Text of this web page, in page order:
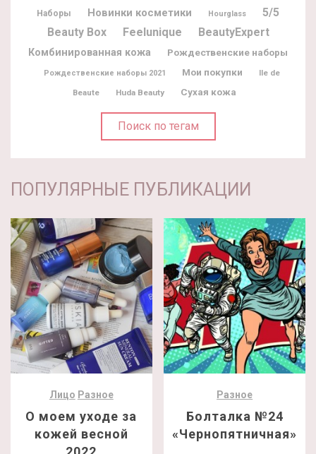
Наборы Новинки косметики Hourglass
5/5
Beauty Box
Feelunique BeautyExpert
Комбинированная кожа Рождественские наборы
Рождественские наборы 2021 Мои покупки
Ile de
Beaute
Huda Beauty Сухая кожа
Поиск по тегам
ПОПУЛЯРНЫЕ ПУБЛИКАЦИИ
Лицо Разное
О моем уходе за
кожей весной
Разное
Болталка №24
«Чернопятничная»